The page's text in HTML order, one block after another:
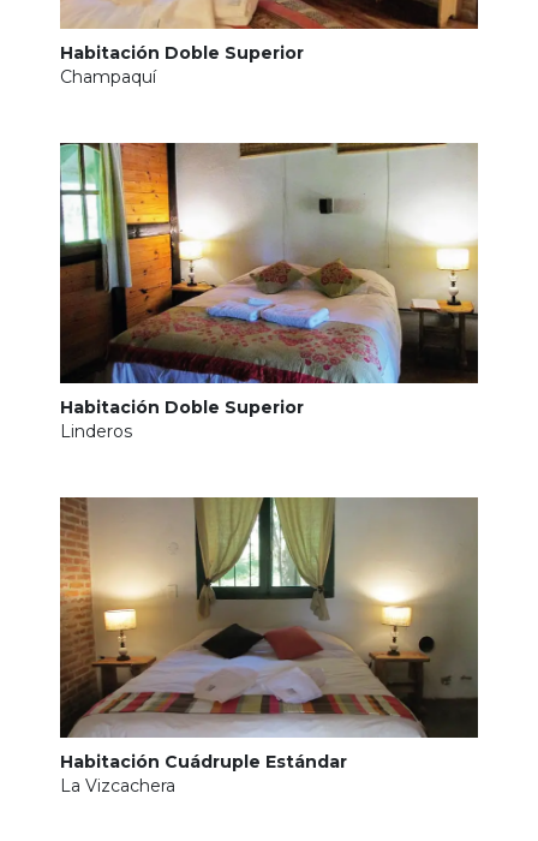
Habitación Doble Superior
Champaquí
Habitación Doble Superior
Linderos
Habitación Cuádruple Estándar
La Vizcachera